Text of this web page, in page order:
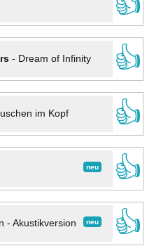
- Dream of Infinity
👍
im Kopf
👍
neu
👍
neu
- Akustikversion
👍